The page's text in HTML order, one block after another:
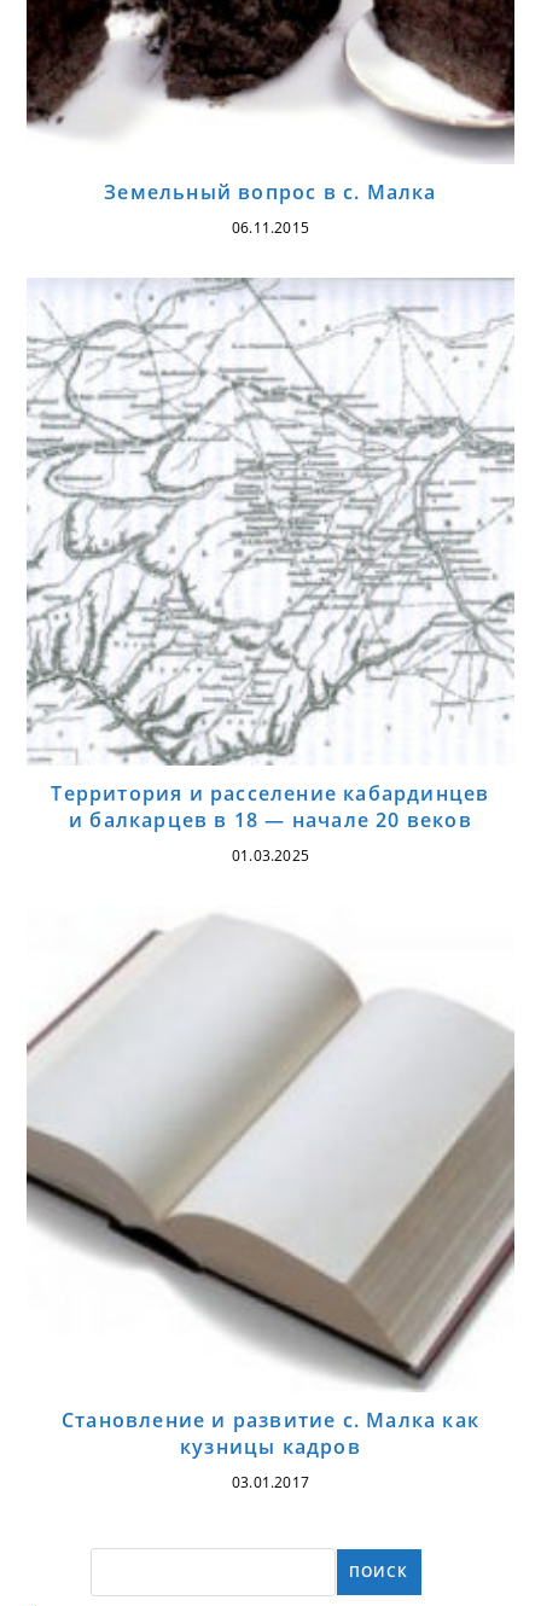
Земельный вопрос в с. Малка
06.11.2015
Территория и расселение кабардинцев
и балкарцев в 18 — начале 20 веков
01.03.2025
Становление и развитие с. Малка как
кузницы кадров
03.01.2017
ПОИСК